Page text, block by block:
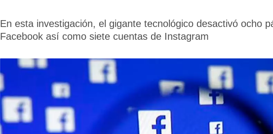
En esta investigación, el gigante tecnológico desactivó ocho
Facebook así como siete cuentas de Instagram